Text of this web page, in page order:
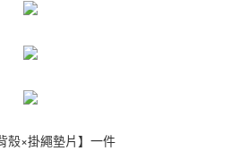
殼×掛繩墊片】一件